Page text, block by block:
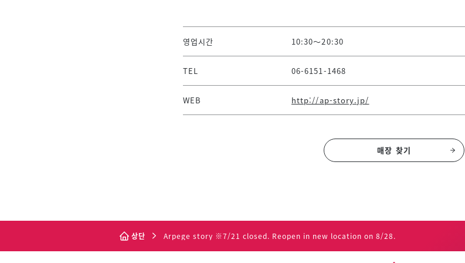
영업시간 10:30～20:30
TEL 06-6151-1468
WEB http://ap-story.jp/
매장 찾기
상단 Arpege story ※7/21 closed. Reopen in new location on 8/28.